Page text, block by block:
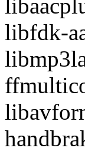
libfdk-